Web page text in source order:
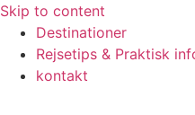
Skip to content
Destinationer
Rejsetips & Praktisk
kontakt